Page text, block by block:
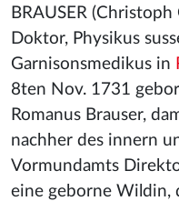
BRAUSER
Doktor, Physikus
Garnisonsmedikus in
8ten Nov. 1731
Romanus Brauser,
nachher des innern
Vormundamts
eine geborne Wildin,